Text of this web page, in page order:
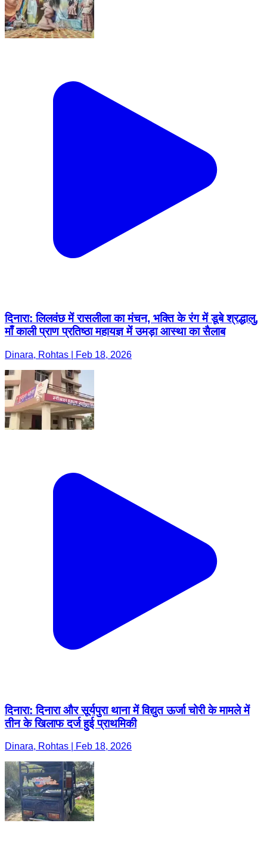
दिनारा: लिलवंछ में रासलीला का मंचन, भक्ति के रंग में डूबे श्रद्धालु,
माँ काली प्राण प्रतिष्ठा महायज्ञ में उमड़ा आस्था का सैलाब
Dinara, Rohtas | Feb 18, 2026
दिनारा: दिनारा और सूर्यपुरा थाना में विद्युत ऊर्जा चोरी के मामले में
तीन के खिलाफ दर्ज हुई प्राथमिकी
Dinara, Rohtas | Feb 18, 2026